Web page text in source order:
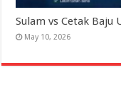
Sulam vs Cetak Baju
May 10, 2026